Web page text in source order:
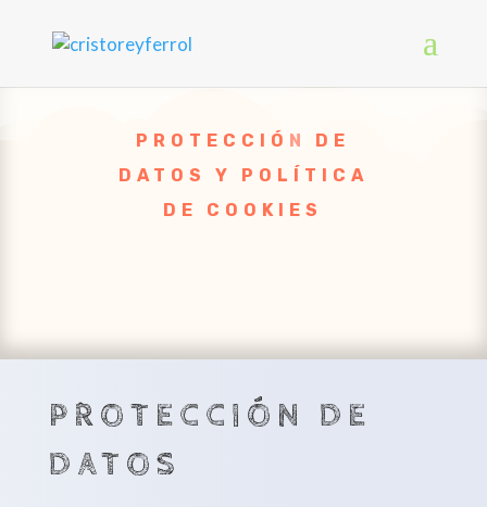
PROTECCIÓN DE
DATOS Y POLÍTICA
DE COOKIES
PROTECCIÓN DE
DATOS